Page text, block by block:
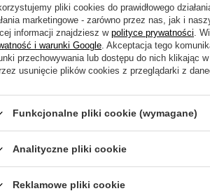
opinii: 0pliki cookies do prawidłowego
marketingowe - zarówno przez nas, jak i
informacji znajdziesz w polityce prywatności.
i warunki Google. Akceptacja tego
przechowywania lub dostępu do nich klikając
usunięcie plików cookies z przeglądarki z
Funkcjonalne pliki cookie (wymagane)
Analityczne pliki cookie
Reklamowe pliki cookie